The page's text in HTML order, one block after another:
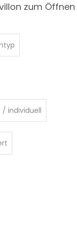
zum Öffnen
/ individuell